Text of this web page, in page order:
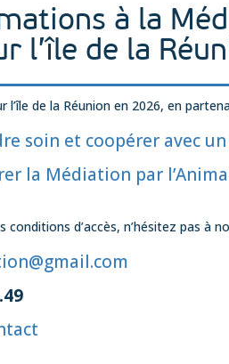
à la
l’île de la
de la Réunion en 2026, en
soin et coopérer avec
la Médiation par
d’accès, n’hésitez pas à